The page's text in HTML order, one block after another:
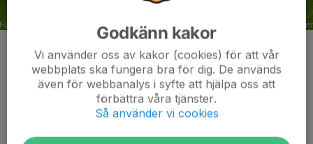
Kommentarer
Godkänn kakor
Vi använder oss av kakor (cookies) för att vår
webbplats ska fungera bra för dig. De används
även för webbanalys i syfte att hjälpa oss att
förbättra våra tjänster.
Så använder vi cookies